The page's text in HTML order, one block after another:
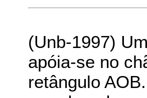
(Unb-1997)
apóia-se no
retângulo